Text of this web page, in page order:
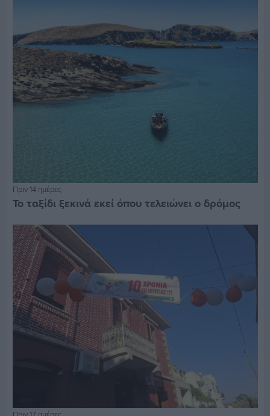
Πριν 14 ημέρες
Το ταξίδι ξεκινά εκεί όπου τελειώνει ο δρόμος